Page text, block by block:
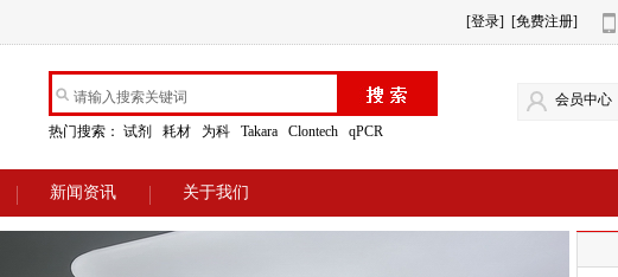
[登录] [免费注册]
热门搜索： 试剂 耗材 为科 Takara Clontech qPCR
会员中心
新闻资讯 关于我们